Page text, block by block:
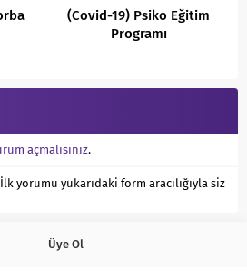
(Covid-19) Psiko Eğitim
Programı
açmalısınız.
yorumu yukarıdaki form aracılığıyla siz
Üye Ol